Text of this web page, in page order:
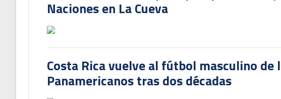
Naciones en La Cueva
Costa Rica vuelve al fútbol masculino de
Panamericanos tras dos décadas